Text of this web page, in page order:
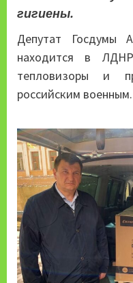
гигиены.
Депутат Госдумы
находится в
тепловизоры и
российским военным.